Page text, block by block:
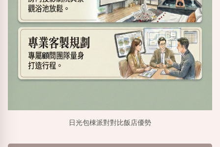
日光包棟派對對比飯店優勢